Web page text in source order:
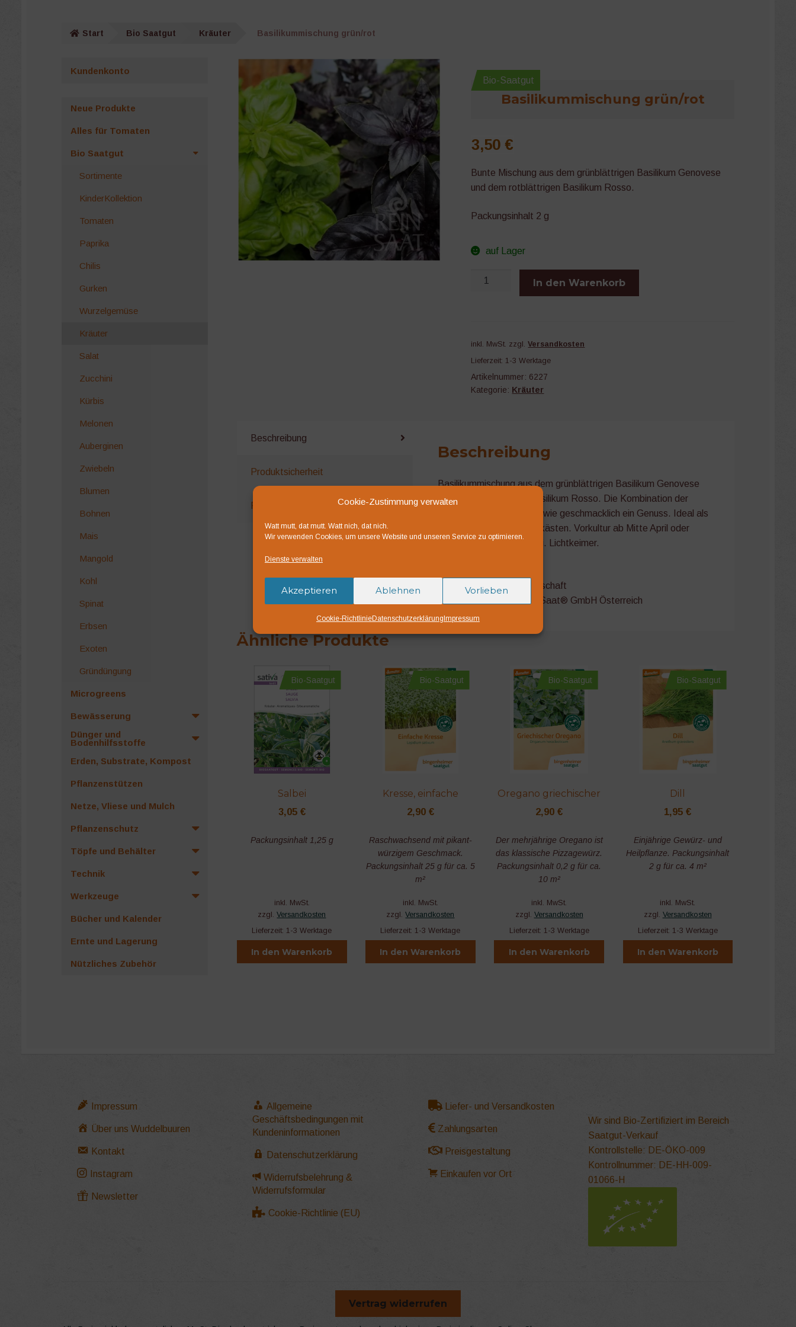
Cookie-Zustimmung verwalten
Watt mutt, dat mutt. Watt nich, dat nich.
Wir verwenden Cookies, um unsere Website und unseren Service zu optimieren.
Dienste verwalten
Akzeptieren Ablehnen Vorlieben
Cookie-RichtlinieDatenschutzerklärungImpressum
Start Bio Saatgut Kräuter Basilikummischung grün/rot
Bio-Saatgut
Basilikummischung grün/rot
3,50€
Bunte Mischung aus dem grünblättrigen Basilikum Genovese
und dem rotblättrigen Basilikum Rosso.
Packungsinhalt 2 g
auf Lager
Basilikummischung
In den Warenkorb
inkl. MwSt. zzgl.Versandkosten
Lieferzeit: 1-3 Werktage
Artikelnummer: 6227
Kategorie: Kräuter
Beschreibung
Produktsicherheit
Rezensionen (0)
Beschreibung
Basilikummischung aus dem grünblättrigen Basilikum Genovese
und dem rotblättrigen Basilikum Rosso. Die Kombination der
beiden Sorten ist farblich wie geschmacklich ein Genuss. Ideal als
Topfkultur und für Balkonkästen. Vorkultur ab Mitte April oder
Direktsaat ab Anfang Mai. Lichtkeimer.
Österreichische Landwirtschaft
Originalsaatgut von ReinSaat® GmbH Österreich
Ähnliche Produkte
Bio-Saatgut
Salbei
3,05 €
Packungsinhalt 1,25 g
inkl. MwSt.
zzgl.Versandkosten
Lieferzeit: 1-3 Werktage
In den Warenkorb
Bio-Saatgut
Kresse, einfache
2,90 €
Raschwachsend mit pikant-
würzigem Geschmack.
Packungsinhalt 25 g für ca. 5
m²
inkl. MwSt.
zzgl.Versandkosten
Lieferzeit: 1-3 Werktage
In den Warenkorb
Bio-Saatgut
Oregano griechischer
2,90€
Der mehrjährige Oregano ist
das klassische Pizzagewürz.
Packungsinhalt 0,2 g für ca.
10 m²
inkl. MwSt.
zzgl. Versandkosten
Lieferzeit: 1-3 Werktage
In den Warenkorb
Bio-Saatgut
Dill
1,95€
Einjährige Gewürz- und
Heilpflanze. Packungsinhalt
2 g für ca. 4 m²
inkl. MwSt.
zzgl. Versandkosten
Lieferzeit: 1-3 Werktage
In den Warenkorb
Kundenkonto
Neue Produkte
Alles für Tomaten
Bio Saatgut
Sortimente
KinderKollektion
Tomaten
Paprika
Chilis
Gurken
Wurzelgemüse
Kräuter
Salat
Zucchini
Kürbis
Melonen
Auberginen
Zwiebeln
Blumen
Bohnen
Mais
Mangold
Kohl
Spinat
Erbsen
Exoten
Gründüngung
Microgreens
Bewässerung
Dünger und
Bodenhilfsstoffe
Erden, Substrate, Kompost
Pflanzenstützen
Netze, Vliese und Mulch
Pflanzenschutz
Töpfe und Behälter
Technik
Werkzeuge
Bücher und Kalender
Ernte und Lagerung
Nützliches Zubehör
Impressum
Über uns Wuddelbuuren
Kontakt
Instagram
Newsletter
Allgemeine
Geschäftsbedingungen mit
Kundeninformationen
Datenschutzerklärung
Widerrufsbelehrung &
Widerrufsformular
Cookie-Richtlinie (EU)
Liefer- und Versandkosten
Zahlungsarten
Preisgestaltung
Einkaufen vor Ort
Wir sind Bio-Zertifiziert im Bereich
Saatgut-Verkauf
Kontrollstelle: DE-ÖKO-009
Kontrollnummer: DE-HH-009-
01066-H
Vertrag widerrufen